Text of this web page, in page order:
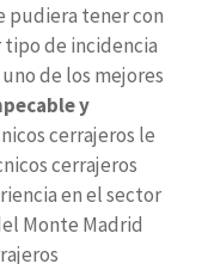
pudiera tener con
de incidencia
de los mejores
y
cerrajeros le
cerrajeros
en el sector
Monte Madrid